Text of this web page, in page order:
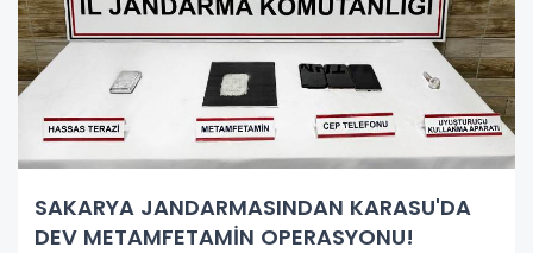
SAKARYA JANDARMASINDAN KARASU'DA
DEV METAMFETAMİN OPERASYONU!